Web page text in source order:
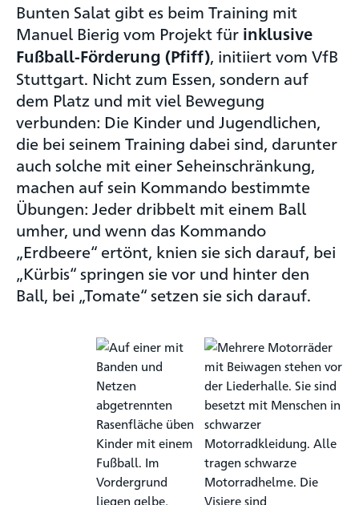
Bunten Salat gibt es beim Training mit
Manuel Bierig vom Projekt für inklusive
Fußball-Förderung (Pfiff), initiiert vom VfB
Stuttgart. Nicht zum Essen, sondern auf
dem Platz und mit viel Bewegung
verbunden: Die Kinder und Jugendlichen,
die bei seinem Training dabei sind, darunter
auch solche mit einer Seheinschränkung,
machen auf sein Kommando bestimmte
Übungen: Jeder dribbelt mit einem Ball
umher, und wenn das Kommando
„Erdbeere“ ertönt, knien sie sich darauf, bei
„Kürbis“ springen sie vor und hinter den
Ball, bei „Tomate“ setzen sie sich darauf.